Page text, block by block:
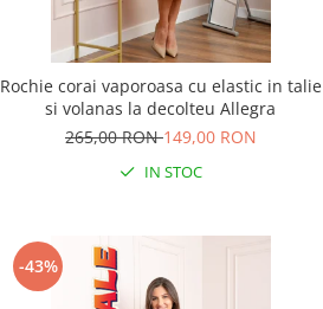
Rochie corai vaporoasa cu elastic in talie
si volanas la decolteu Allegra
265,00 RON149,00 RON
IN STOC
-43%